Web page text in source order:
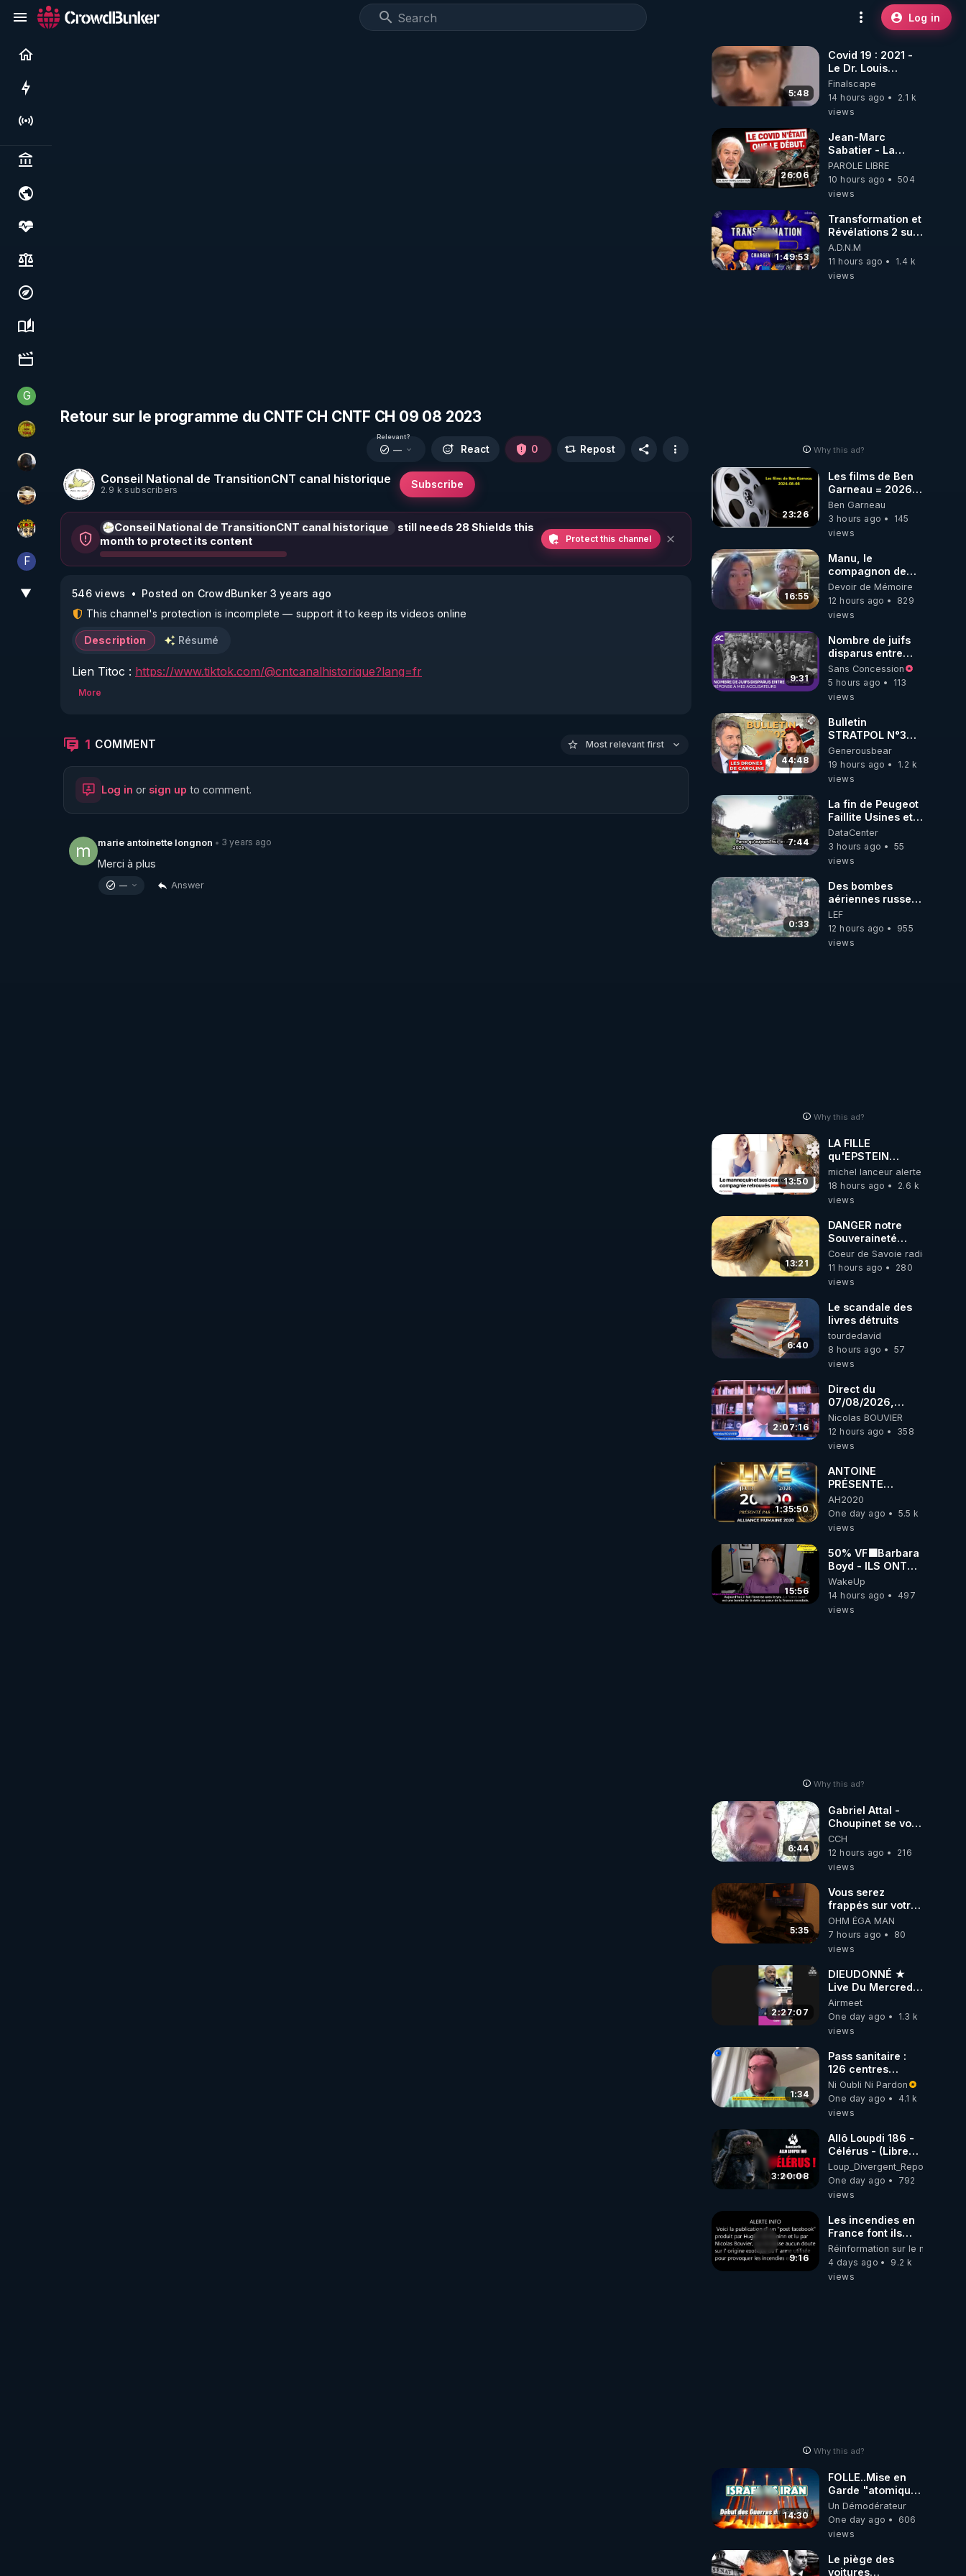
Log in
Live
Politics & institutions
Society, justice & freedoms
Economy, environment & technology
Science, history & spirituality
Culture, media & entertainment
G Generousbear
CDS pour TOUS
TrueMedia
patatrak
Textes Sacrés & Maîtres Spirituels
FFinalscape
▼
Retour sur le programme du CNTF CH CNTF CH 09 08 2023
Conseil National de TransitionCNT canal historique
2.9 k subscribers Subscribe
Relevant?
— React 0 Repost
Conseil National de TransitionCNT canal historique
still needs 28 Shields this
month to protect its content
Protect this channel
546 views
Posted on CrowdBunker 3 years ago
This channel's protection is incomplete — support it to keep its videos online
Description Résumé
Lien Titoc : https://www.tiktok.com/@cntcanalhistorique?lang=fr
       * remplir le formulaire contact et le valider
un monde meilleur !
More
1 COMMENT Most relevant first
Log in or sign up to comment.
m marie antoinette longnon • 3 years ago
Merci à plus
— Answer
5:48
Covid 19 : 2021 -
Le Dr. Louis
Fouché renverse
le plateau de
CNews !
Finalscape
14 hours ago
2.1 k
views
26:06
Jean-Marc
Sabatier - La
Covid-19 n'a été
que le début -
L'ARNm &
où auront-t-il ?
PAROLE LIBRE
10 hours ago
504
views
1:49:53
Transformation et
Révélations 2 sur
2 - live du
07/08/26
A.D.N.M
11 hours ago
1.4 k
views
Why this ad?
23:26
Les films de Ben
Garneau = 2026-
08-08
Ben Garneau
3 hours ago
145
views
16:55
Manu, le
compagnon de
Kyria, raconte sa
garde à vue
musclée.
Devoir de Mémoire
12 hours ago
829
views
9:31
Nombre de juifs
disparus entre
1941 et 1945
(Réponse à mes
accusateurs)
Sans Concession
5 hours ago
113
views
44:48
Bulletin
STRATPOL N°302.
Armée des
drones, MS-21 en
série, missiles
07.08.2026.
Generousbear
19 hours ago
1.2 k
views
7:44
La fin de Peugeot
Faillite Usines et
Emplois
Menacees -
L'heure de l'auto
DataCenter
3 hours ago
55
views
0:33
Des bombes
aériennes russes
anéantissent les
centres de
contrôle de
LEF
12 hours ago
955
views
Why this ad?
13:50
LA FILLE
qu'EPSTEIN
VOULAIT CACHER
michel lanceur alerte
18 hours ago
2.6 k
views
13:21
DANGER notre
Souveraineté
Alimentaire est
attaqué...
Coeur de Savoie radioweb TV
11 hours ago
280
views
6:40
Le scandale des
livres détruits
tourdedavid
8 hours ago
57
views
2:07:16
Direct du
07/08/2026,
présenté par
Nicolas BOUVIER
Nicolas BOUVIER
12 hours ago
358
views
1:35:50
ANTOINE
PRÉSENTE
AH2020 LE LIVE
20H ***DU
06/08/2026***
AH2020
One day ago
5.5 k
views
15:56
50% VF🟩Barbara
Boyd - ILS ONT
MENTI SUR TOUT
-Jocelyne
Traduction
WakeUp
14 hours ago
497
views
Why this ad?
6:44
Gabriel Attal -
Choupinet se voit
en haut de
l'affiche
CCH
12 hours ago
216
views
5:35
Vous serez
frappés sur votre
sol européens par
la faute des
dirigeants qui
le nez
OHM ÉGA MAN
7 hours ago
80
views
2:27:07
DIEUDONNÉ ★
Live Du Mercredi
5 Août 2026
Airmeet
One day ago
1.3 k
views
1:34
Pass sanitaire :
126 centres
commerciaux
concernés par
l'obligation dans
Ni Oubli Ni Pardon
One day ago
4.1 k
views
3:20:08
Allô Loupdi 186 -
Célérus - (Libre
Antenne) - Loup
Divergent
2026.08.06
Loup_Divergent_Reposts
One day ago
792
views
9:16
Les incendies en
France font ils
partie d' un plan
qui aurait débuté
le 11 septembre
Réinformation sur le monde
4 days ago
9.2 k
views
Why this ad?
14:30
FOLLE..Mise en
Garde "atomique"
d'1Sérial Lanceur
d'ALERTES
combinant
Accomplis"
Un Démodérateur
One day ago
606
views
Le piège des
voitures